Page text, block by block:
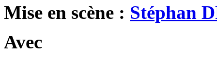
Mise en scène : Stéphan
Avec